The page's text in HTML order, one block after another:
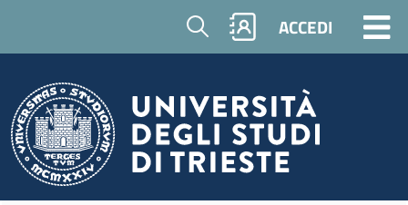
Salta al contenuto principale
Cerca ACCEDI